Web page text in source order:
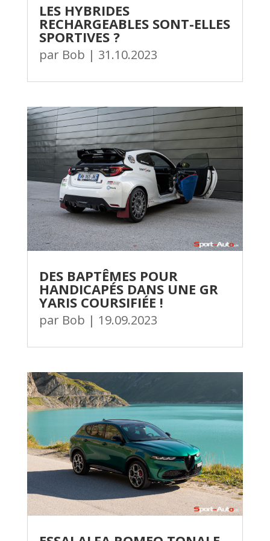
LES HYBRIDES
RECHARGEABLES SONT-ELLES
SPORTIVES ?
par Bob | 31.10.2023
DES BAPTÊMES POUR
HANDICAPÉS DANS UNE GR
YARIS COURSIFIÉE !
par Bob | 19.09.2023